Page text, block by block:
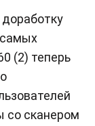
самых
(2) теперь
со сканером